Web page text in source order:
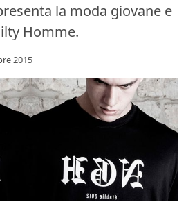
la moda giovane e
Homme.
2015